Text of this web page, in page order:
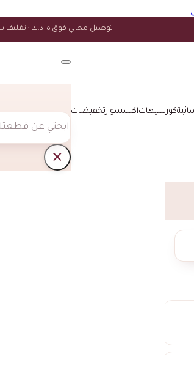
توصيل مجاني فوق ١٥ د.ك · تغليف سري · فحص عند الاستلام · دفع آمن K-Net / فيزا / ماستركارد
كورسيهاتاكسسوارتخفيضاتبحث
×